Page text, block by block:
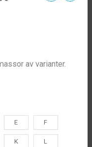
av varianter.
E F
K L